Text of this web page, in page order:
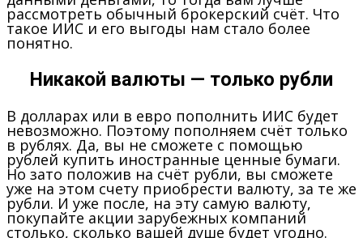
рассмотреть обычный брокерский счёт. Что
такое ИИС и его выгоды нам стало более
понятно.
Никакой валюты — только рубли
В долларах или в евро пополнить ИИС будет
невозможно. Поэтому пополняем счёт только
в рублях. Да, вы не сможете с помощью
рублей купить иностранные ценные бумаги.
Но зато положив на счёт рубли, вы сможете
уже на этом счету приобрести валюту, за те же
рубли. И уже после, на эту самую валюту,
покупайте акции зарубежных компаний
столько, сколько вашей душе будет угодно.